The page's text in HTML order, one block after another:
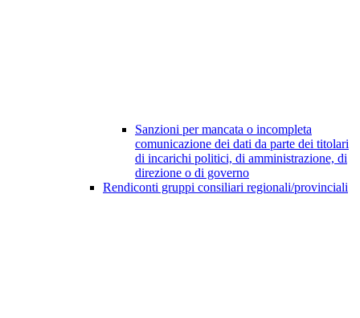
Sanzioni per mancata o incompleta
comunicazione dei dati da parte dei titolari
di incarichi politici, di amministrazione, di
direzione o di governo
Rendiconti gruppi consiliari regionali/provinciali